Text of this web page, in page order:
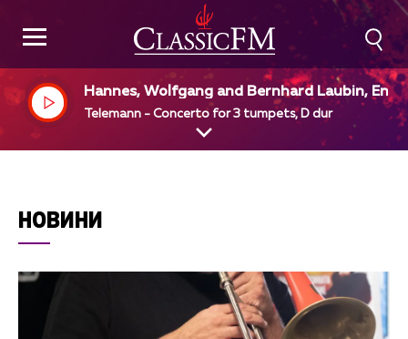
Hannes, Wolfgang and Bernhard Laubin,
h Chamber Orchestra, Simon Preston, dir
Telemann - Concerto for 3 tumpets, D dur
НОВИНИ